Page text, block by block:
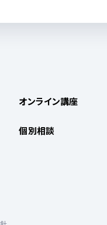
オンライン講座
個別相談